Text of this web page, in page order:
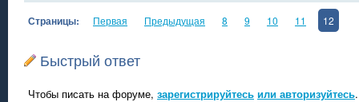
Страницы: Первая Предыдущая 8 9 10 11 12
Быстрый ответ
Чтобы писать на форуме, зарегистрируйтесь или авторизуйтесь.